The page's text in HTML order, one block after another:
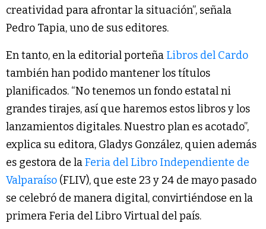
creatividad para afrontar la situación”, señala
Pedro Tapia, uno de sus editores.
En tanto, en la editorial porteña Libros del Cardo
también han podido mantener los títulos
planificados. “No tenemos un fondo estatal ni
grandes tirajes, así que haremos estos libros y los
lanzamientos digitales. Nuestro plan es acotado”,
explica su editora, Gladys González, quien además
es gestora de laFeria del Libro Independiente de
Valparaíso (FLIV), que este 23 y 24 de mayo pasado
se celebró de manera digital, convirtiéndose en la
primera Feria del Libro Virtual del país.